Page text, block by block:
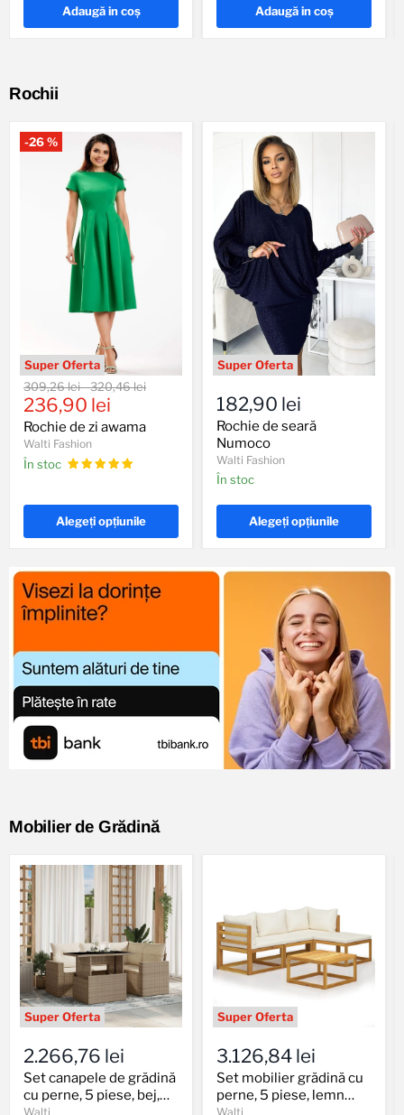
Adaugă in coş Adaugă in coş
Rochii
-26%
Rochie
de
zi
awama
Preț
original
309,26 lei-Preț
original
320,46 lei
Preț
actual
236,90 lei
Rochie de zi awama
Walti Fashion
În stoc
Alegeți opțiunile
de
seară
Numoco
182,90 lei
Rochie de seară
Numoco
Walti Fashion
În stoc
Alegeți opțiunile
Mobilier de Grădină
canapele
de
grădină
cu
perne,
2.266,76 lei
Set canapele de grădină
cu perne, 5 piese, bej,
Walti
mobilier
grădină
cu
perne,
5
3.126,84 lei
Set mobilier grădină cu
perne, 5 piese, lemn
Walti